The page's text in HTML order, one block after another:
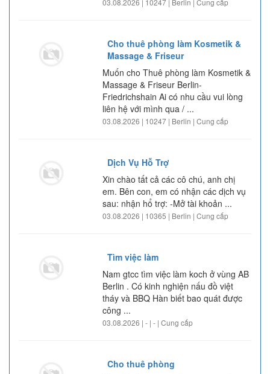
03.08.2026 | 10247 | Berlin | Cung cấp
Cho thuê phòng làm Kosmetik &
Massage & Friseur
Muốn cho Thuê phòng làm Kosmetik &
Massage & Friseur Berlin-
Friedrichshain Ai có nhu cầu vui lòng
liên hệ với mình qua / ...
03.08.2026 | 10247 | Berlin | Cung cấp
Dịch Vụ Hỗ Trợ
Xin chào tất cả các cô chú, anh chị
em. Bên con, em có nhận các dịch vụ
sau: nhận hổ trợ: -Mở tài khoản ...
03.08.2026 | 10365 | Berlin | Cung cấp
Tìm việc làm
Nam gtcc tìm việc làm koch ở vùng AB
Berlin . Có kinh nghiện nấu đồ việt
tháy và BBQ Hàn biết bao quát được
công ...
03.08.2026 | - | - | Cung cấp
Cho thuê phòng